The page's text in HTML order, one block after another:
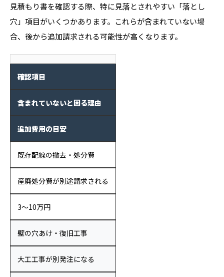
見積もり書を確認する際、特に見落とされやすい「落とし
穴」項目がいくつかあります。これらが含まれていない場
合、後から追加請求される可能性が高くなります。
確認項目
含まれていないと困る理由
追加費用の目安
既存配線の撤去・処分費
産廃処分費が別途請求される
3〜10万円
壁の穴あけ・復旧工事
大工工事が別発注になる